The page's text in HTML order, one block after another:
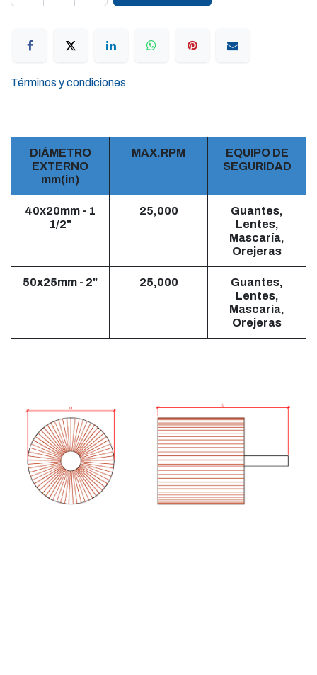
Términos y condiciones
DIÁMETRO
EXTERNO
mm(in)
MAX.RPM
EQUIPO DE
SEGURIDAD
40x20mm - 1
1/2"
25,000
Guantes,
Lentes,
Mascaría,
Orejeras
50x25mm - 2" 25,000
Guantes,
Lentes,
Mascaría,
Orejeras